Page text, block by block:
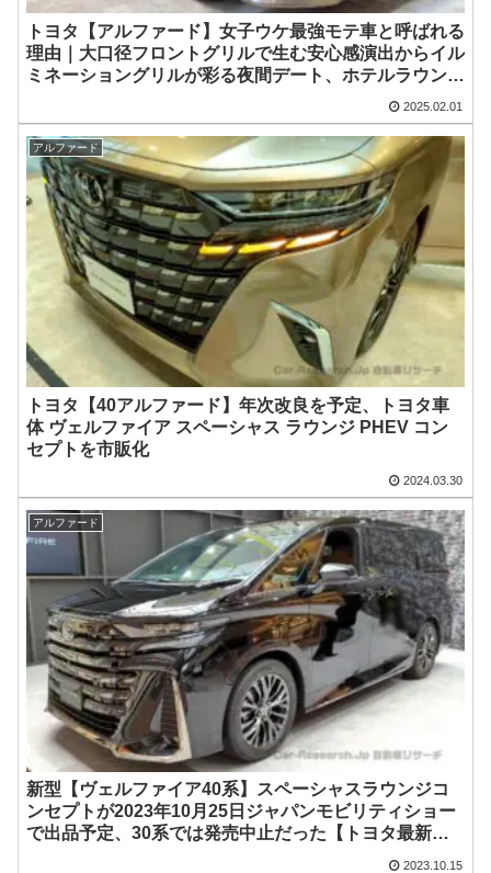
トヨタ【アルファード】女子ウケ最強モテ車と呼ばれる
理由｜大口径フロントグリルで生む安心感演出からイル
ミネーショングリルが彩る夜間デート、ホテルラウンジ
級エグゼクティブシート＆オットマン付きラグジュアリ
ー体験、64色アンビエントライトでムード演出、静粛
性強化設計とToyota Safety Senseなど最新安全装備で
守られる安心感、高リセールバリューが示す賢い経済感
覚
2025.02.01
アルファード
トヨタ【40アルファード】年次改良を予定、トヨタ車
体 ヴェルファイア スペーシャス ラウンジ PHEV コン
セプトを市販化
2024.03.30
アルファード
新型【ヴェルファイア40系】スペーシャスラウンジコ
ンセプトが2023年10月25日ジャパンモビリティショー
で出品予定、30系では発売中止だった【トヨタ最新情
2023.10.15